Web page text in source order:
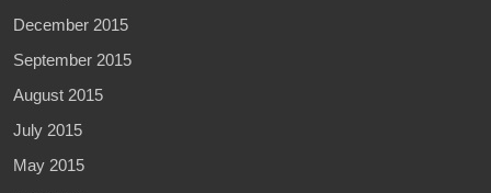
December 2015
September 2015
August 2015
July 2015
May 2015